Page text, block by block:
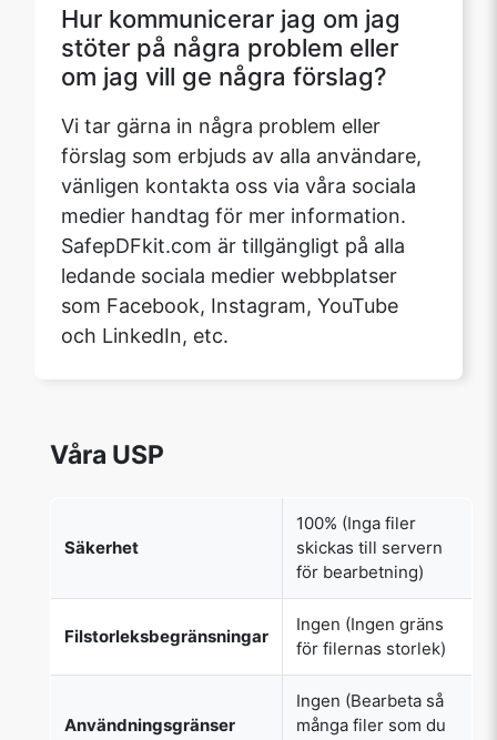
Hur kommunicerar jag om jag
stöter på några problem eller
om jag vill ge några förslag?
Vi tar gärna in några problem eller
förslag som erbjuds av alla användare,
vänligen kontakta oss via våra sociala
medier handtag för mer information.
SafepDFkit.com är tillgängligt på alla
ledande sociala medier webbplatser
som Facebook, Instagram, YouTube
och LinkedIn, etc.
Våra USP
Säkerhet
100% (Inga filer
skickas till servern
för bearbetning)
Filstorleksbegränsningar
Ingen (Ingen gräns
för filernas storlek)
Användningsgränser
Ingen (Bearbeta så
många filer som du